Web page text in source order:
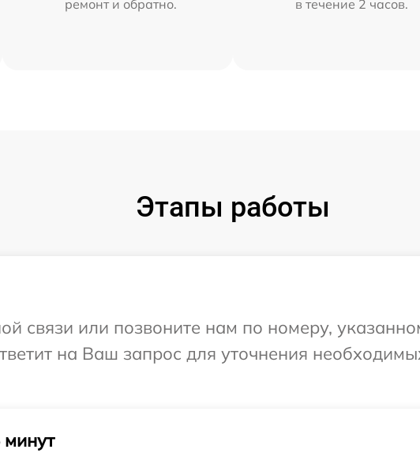
ремонт и обратно.
в течение 2 часов.
Этапы работы
связи или позвоните нам по номеру,
на Ваш запрос для уточнения